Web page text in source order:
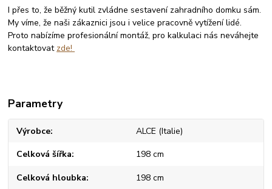
I přes to, že běžný kutil zvládne sestavení zahradního domku sám.
My víme, že naši zákaznici jsou i velice pracovně vytížení lidé.
Proto nabízíme profesionální montáž, pro kalkulaci nás neváhejte
kontaktovat zde!
Parametry
Výrobce ALCE (Italie)
Celková šířka 198 cm
Celková hloubka 198 cm